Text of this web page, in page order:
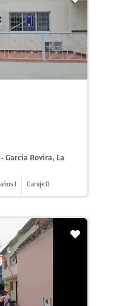
Garcia Rovira, La
1 Garaje 0